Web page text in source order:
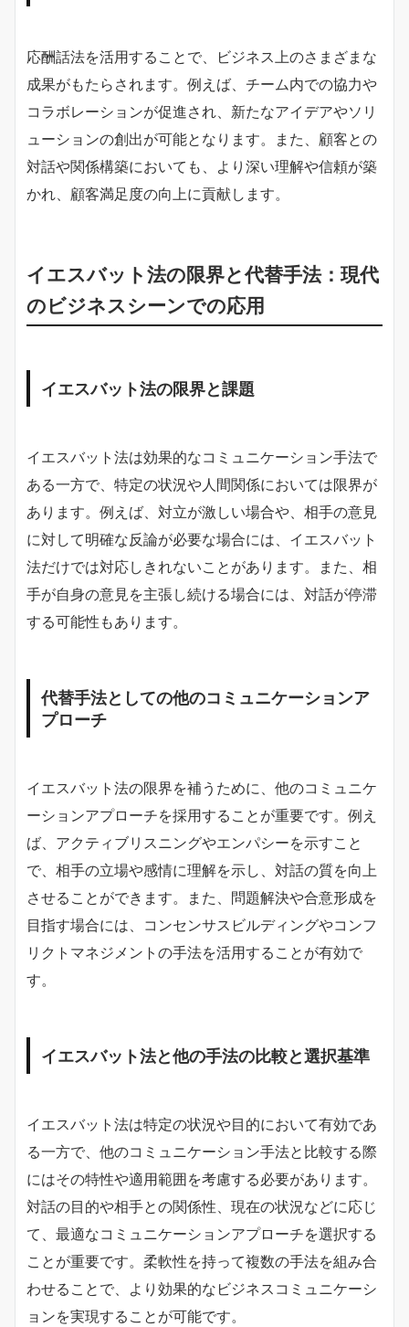
応酬話法を活用することで、ビジネス上のさまざまな
成果がもたらされます。例えば、チーム内での協力や
コラボレーションが促進され、新たなアイデアやソリ
ューションの創出が可能となります。また、顧客との
対話や関係構築においても、より深い理解や信頼が築
かれ、顧客満足度の向上に貢献します。
イエスバット法の限界と代替手法：現代
のビジネスシーンでの応用
イエスバット法の限界と課題
イエスバット法は効果的なコミュニケーション手法で
ある一方で、特定の状況や人間関係においては限界が
あります。例えば、対立が激しい場合や、相手の意見
に対して明確な反論が必要な場合には、イエスバット
法だけでは対応しきれないことがあります。また、相
手が自身の意見を主張し続ける場合には、対話が停滞
する可能性もあります。
代替手法としての他のコミュニケーションア
プローチ
イエスバット法の限界を補うために、他のコミュニケ
ーションアプローチを採用することが重要です。例え
ば、アクティブリスニングやエンパシーを示すこと
で、相手の立場や感情に理解を示し、対話の質を向上
させることができます。また、問題解決や合意形成を
目指す場合には、コンセンサスビルディングやコンフ
リクトマネジメントの手法を活用することが有効で
す。
イエスバット法と他の手法の比較と選択基準
イエスバット法は特定の状況や目的において有効であ
る一方で、他のコミュニケーション手法と比較する際
にはその特性や適用範囲を考慮する必要があります。
対話の目的や相手との関係性、現在の状況などに応じ
て、最適なコミュニケーションアプローチを選択する
ことが重要です。柔軟性を持って複数の手法を組み合
わせることで、より効果的なビジネスコミュニケーシ
ョンを実現することが可能です。